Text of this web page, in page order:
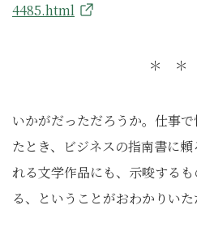
4485.html
＊ ＊
いかがだっただろうか。仕事
たとき、ビジネスの指南書に
れる文学作品にも、示唆する
る、ということがおわかりいた